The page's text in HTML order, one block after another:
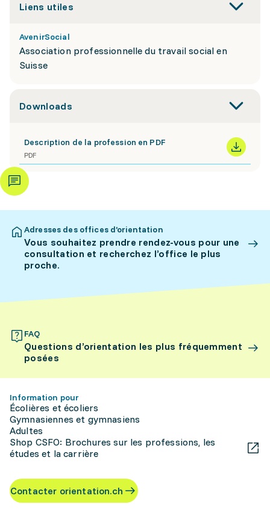
Liens utiles
AvenirSocial
Association professionnelle du travail social en
Suisse
Downloads
Description de la profession en PDF
PDF
Adresses des offices d’orientation
Vous souhaitez prendre rendez-vous pour une
consultation et recherchez l’office le plus
proche.
FAQ
Questions d’orientation les plus fréquemment
posées
Information pour
Écolières et écoliers
Gymnasiennes et gymnasiens
Adultes
Shop CSFO: Brochures sur les professions, les
études et la carrière
Contacter orientation.ch